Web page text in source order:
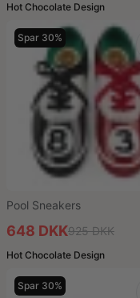
Hot Chocolate Design
Spar 30%
Pool Sneakers
648 DKK925 DKK
Hot Chocolate Design
Spar 30%